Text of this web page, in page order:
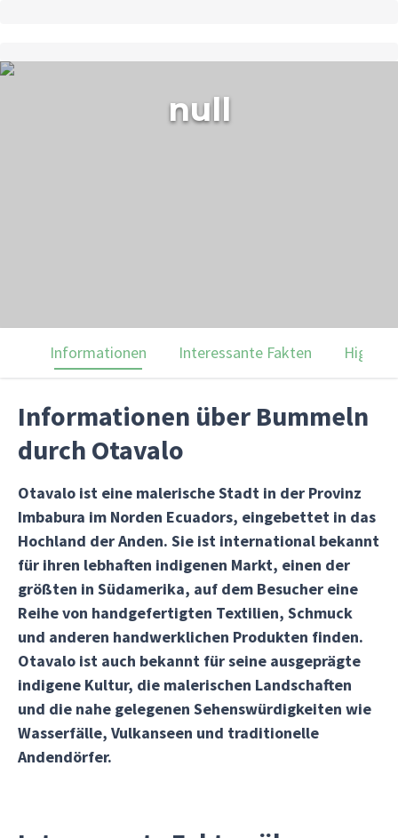
null
Informationen Interessante Fakten
Informationen über Bummeln
durch Otavalo
Otavalo ist eine malerische Stadt in der Provinz
Imbabura im Norden Ecuadors, eingebettet in das
Hochland der Anden. Sie ist international bekannt
für ihren lebhaften indigenen Markt, einen der
größten in Südamerika, auf dem Besucher eine
Reihe von handgefertigten Textilien, Schmuck
und anderen handwerklichen Produkten finden.
Otavalo ist auch bekannt für seine ausgeprägte
indigene Kultur, die malerischen Landschaften
und die nahe gelegenen Sehenswürdigkeiten wie
Wasserfälle, Vulkanseen und traditionelle
Andendörfer.